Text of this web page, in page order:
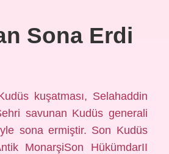
Sona Erdi
kuşatması, Selahaddin
savunan Kudüs generali
sona ermiştir. Son Kudüs
MonarşiSon HükümdarII